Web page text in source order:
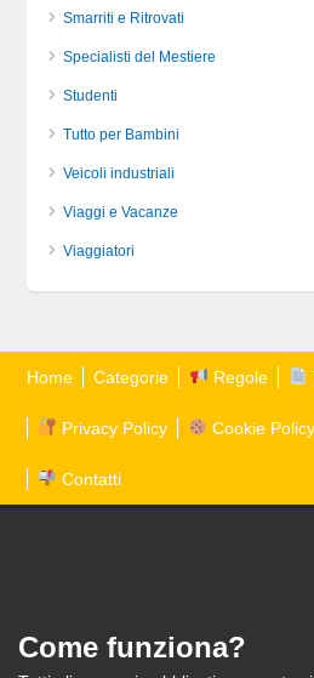
Smarriti e Ritrovati
Specialisti del Mestiere
Studenti
Tutto per Bambini
Veicoli industriali
Viaggi e Vacanze
Viaggiatori
Home Categorie Regole
Privacy Policy Cookie Policy
Contatti
Come funziona?